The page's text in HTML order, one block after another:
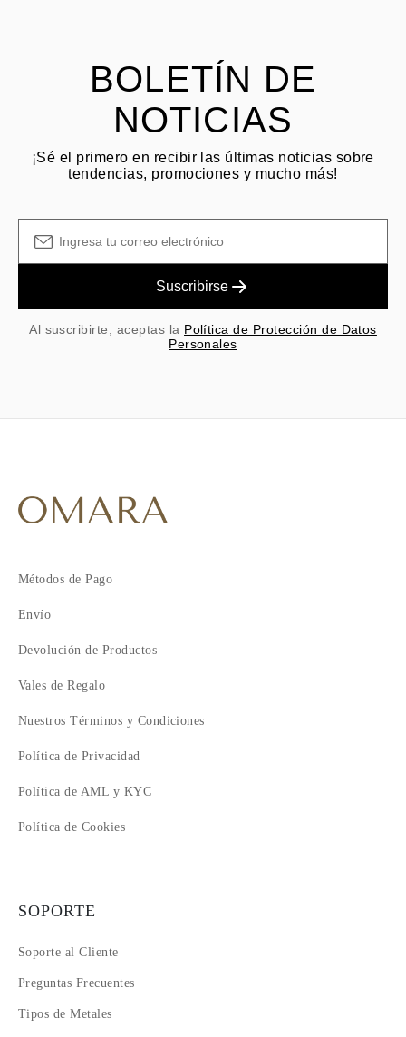
BOLETÍN DE
NOTICIAS
¡Sé el primero en recibir las últimas noticias sobre
tendencias, promociones y mucho más!
Suscribirse
Al suscribirte, aceptas la Política de Protección de Datos
Personales
Métodos de Pago
Envío
Devolución de Productos
Vales de Regalo
Nuestros Términos y Condiciones
Política de Privacidad
Política de AML y KYC
Política de Cookies
SOPORTE
Soporte al Cliente
Preguntas Frecuentes
Tipos de Metales